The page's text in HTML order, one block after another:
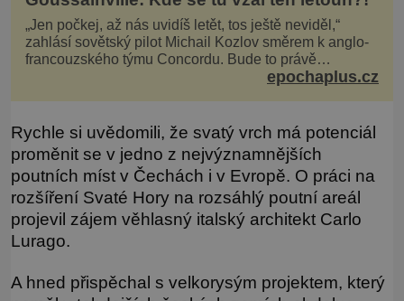
„Jen počkej, až nás uvidíš letět, tos ještě neviděl,“
zahlásí sovětský pilot Michail Kozlov směrem k anglo-
francouzského týmu Concordu. Bude to právě
konkurenční boj, co bude stát za smrtí celé 6členné
epochaplus.cz
Rychle si uvědomili, že svatý vrch má potenciál
proměnit se v jedno z nejvýznamnějších
poutních míst v Čechách i v Evropě. O práci na
rozšíření Svaté Hory na rozsáhlý poutní areál
projevil zájem věhlasný italský architekt Carlo
Lurago.
A hned přispěchal s velkorysým projektem, který